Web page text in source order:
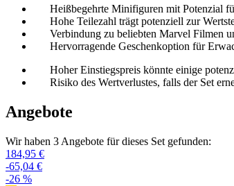
Heißbegehrte Minifiguren mit Potenzial
Hohe Teilezahl trägt potenziell zur
Verbindung zu beliebten Marvel Filmen
Hervorragende Geschenkoption für
Hoher Einstiegspreis könnte einige
Risiko des Wertverlustes, falls der Set
Angebote
Wir haben 3 Angebote für dieses Set gefunden:
184,95 €
-65,04 €
-26 %